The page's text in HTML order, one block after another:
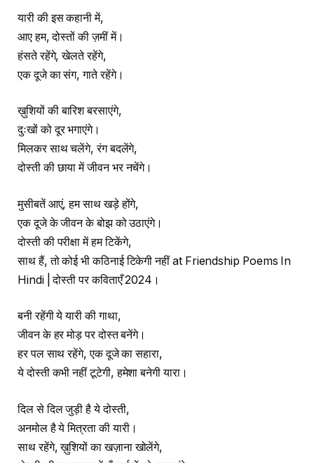
यारी की इस कहानी में,
आए हम, दोस्तों की ज़मीं में।
हंसते रहेंगे, खेलते रहेंगे,
एक दूजे का संग, गाते रहेंगे।
ख़ुशियों की बारिश बरसाएंगे,
दुःखों को दूर भगाएंगे।
मिलकर साथ चलेंगे, रंग बदलेंगे,
दोस्ती की छाया में जीवन भर नचेंगे।
मुसीबतें आएं, हम साथ खड़े होंगे,
एक दूजे के जीवन के बोझ को उठाएंगे।
दोस्ती की परीक्षा में हम टिकेंगे,
साथ हैं, तो कोई भी कठिनाई टिकेगी नहीं at Friendship Poems In
Hindi | दोस्ती पर कविताएँ 2024।
बनी रहेंगी ये यारी की गाथा,
जीवन के हर मोड़ पर दोस्त बनेंगे।
हर पल साथ रहेंगे, एक दूजे का सहारा,
ये दोस्ती कभी नहीं टूटेगी, हमेशा बनेगी यारा।
दिल से दिल जुड़ी है ये दोस्ती,
अनमोल है ये मित्रता की यारी।
साथ रहेंगे, ख़ुशियों का खज़ाना खोलेंगे,